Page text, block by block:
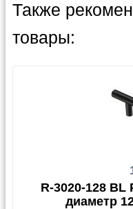
Также
товары:
R-3020-128 BL
диаметр